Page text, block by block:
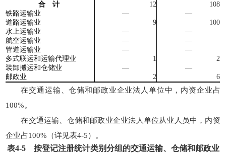
合 计
12
108
铁路运输业
—
—
道路运输业
9
100
水上运输业
—
—
航空运输业
—
—
管道运输业
—
—
多式联运和运输代理业
1
2
装卸搬运和仓储业
—
—
邮政业
2 6
在交通运输、仓储和邮政业企业法人单位中，内资企业占
100%。
在交通运输、仓储和邮政业企业法人单位从业人员中，内资
企业占100%（详见表4-5）。
表4-5按登记注册统计类别分组的交通运输、仓储和邮政业